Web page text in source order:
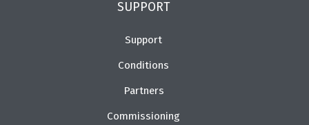
SUPPORT
Support
Conditions
Partners
Commissioning